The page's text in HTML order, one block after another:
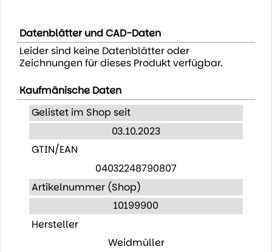
Datenblätter und CAD-Daten
Leider sind keine Datenblätter oder
Zeichnungen für dieses Produkt verfügbar.
Kaufmänische Daten
Gelistet im Shop seit
03.10.2023
GTIN/EAN
04032248790807
Artikelnummer (Shop)
10199900
Hersteller
Weidmüller